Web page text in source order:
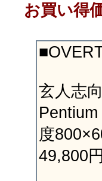
お買い得
玄人志
度
49,800円